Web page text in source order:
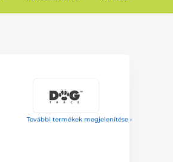
További termékek megjelenítése ›